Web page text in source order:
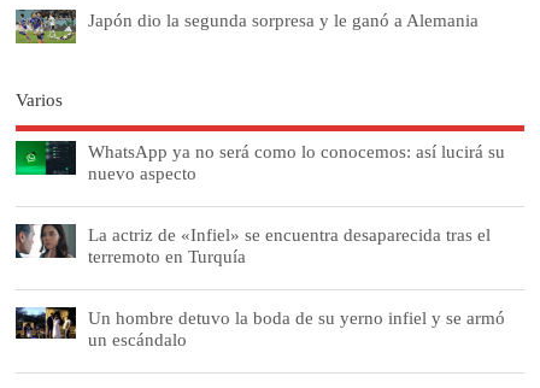
Japón dio la segunda sorpresa y le ganó a Alemania
Varios
WhatsApp ya no será como lo conocemos: así lucirá su
nuevo aspecto
La actriz de «Infiel» se encuentra desaparecida tras el
terremoto en Turquía
Un hombre detuvo la boda de su yerno infiel y se armó
un escándalo